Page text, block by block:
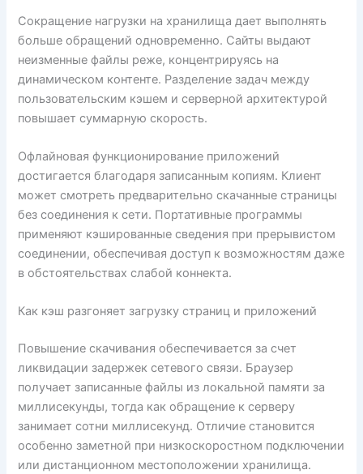
Сокращение нагрузки на хранилища дает выполнять
больше обращений одновременно. Сайты выдают
неизменные файлы реже, концентрируясь на
динамическом контенте. Разделение задач между
пользовательским кэшем и серверной архитектурой
повышает суммарную скорость.
Офлайновая функционирование приложений
достигается благодаря записанным копиям. Клиент
может смотреть предварительно скачанные страницы
без соединения к сети. Портативные программы
применяют кэшированные сведения при прерывистом
соединении, обеспечивая доступ к возможностям даже
в обстоятельствах слабой коннекта.
Как кэш разгоняет загрузку страниц и приложений
Повышение скачивания обеспечивается за счет
ликвидации задержек сетевого связи. Браузер
получает записанные файлы из локальной памяти за
миллисекунды, тогда как обращение к серверу
занимает сотни миллисекунд. Отличие становится
особенно заметной при низкоскоростном подключении
или дистанционном местоположении хранилища.